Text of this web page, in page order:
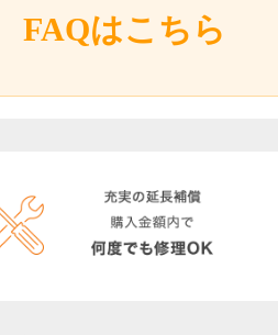
FAQはこちら